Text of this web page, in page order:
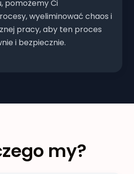
pomożemy Ci
wyeliminować chaos i
pracy, aby ten proces
i bezpiecznie.
my?